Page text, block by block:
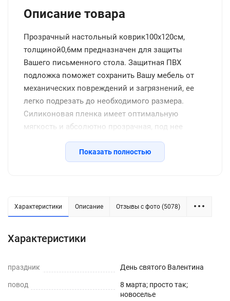
Описание товара
Прозрачный настольный коврик100x120см,
толщиной0,6мм предназначен для защиты
Вашего письменного стола. Защитная ПВХ
подложка поможет сохранить Вашу мебель от
механических повреждений и загрязнений, ее
легко подрезать до необходимого размера.
Силиконовая пленка имеет оптимальную
мягкость и абсолютно прозрачная, под нее
удобно разместить заметки, что увеличивает
комфорт при письме. Защитный коврик
идеально смотрится в любом интерьере
настольное покрытие для кухни. Коврик ПВХ, в
отличие от резинового, не требует специального
устойчив к ежедневному вытиранию. Внимание:
размеру на усадку.
Показать полностью
Характеристики Описание Отзывы с фото (5078)
Характеристики
праздник День святого Валентина
повод
8 марта; просто так;
новоселье